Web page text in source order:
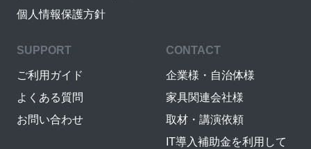
個人情報保護方針
SUPPORT
ご利用ガイド
よくある質問
お問い合わせ
CONTACT
企業様・自治体様
家具関連会社様
取材・講演依頼
IT導入補助金を利用して